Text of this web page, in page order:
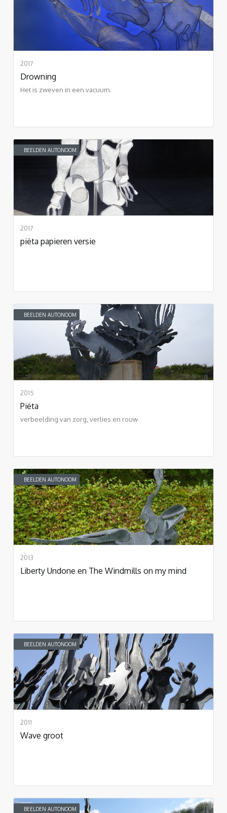
2017
Drowning
Het is zweven in een vacuum.
BEELDEN AUTONOOM
2017
piëta papieren versie
BEELDEN AUTONOOM
2015
Piëta
verbeelding van zorg, verlies en rouw
BEELDEN AUTONOOM
2013
Liberty Undone en The Windmills on my mind
BEELDEN AUTONOOM
2011
Wave groot
BEELDEN AUTONOOM